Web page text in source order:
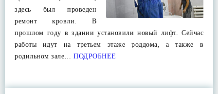
здесь был проведен
ремонт кровли. В
прошлом году в здании установили новый лифт. Сейчас
работы идут на третьем этаже роддома, а также в
родильном зале… ПОДРОБНЕЕ